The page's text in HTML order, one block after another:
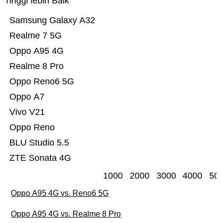
ZTE Sonata 4G
BLU Studio 5.5
Oppo Reno
Vivo V21
Oppo A7
Oppo Reno6 5G
Realme 8 Pro
Oppo A95 4G
Realme 7 5G
Samsung Galaxy A32
1000 2000 3000 4000
Oppo A95 4G vs. Reno6 5G
Oppo A95 4G vs. Realme 8 Pro